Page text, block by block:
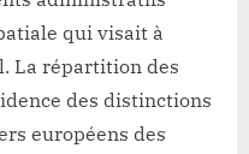
qui visait à
La répartition des
des distinctions
européens des